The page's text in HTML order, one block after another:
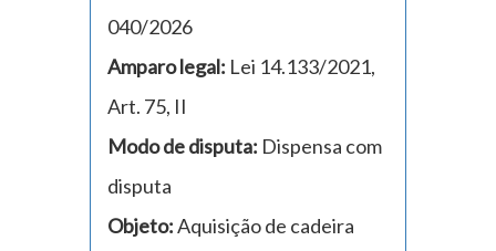
040/2026
Amparo legal: Lei 14.133/2021,
Art. 75, II
Modo de disputa: Dispensa com
disputa
Objeto:Aquisição de cadeira